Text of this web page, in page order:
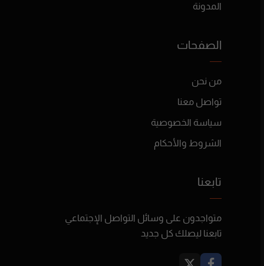
المدونة
الصفحات
من نحن
تواصل معنا
سياسة الخصوصية
الشروط والأحكام
تابعنا
متواجدون على وسائل التواصل الإجتماعي
تابعنا ليصلك كل جديد